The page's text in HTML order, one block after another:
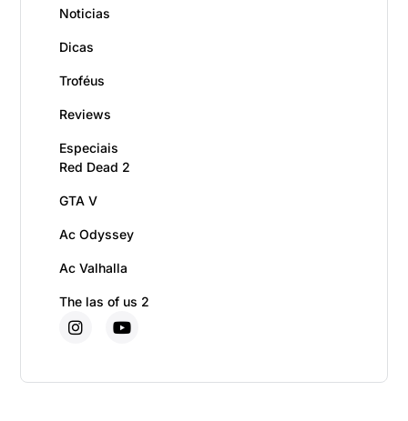
Noticias
Dicas
Troféus
Reviews
Especiais
Red Dead 2
GTA V
Ac Odyssey
Ac Valhalla
The las of us 2